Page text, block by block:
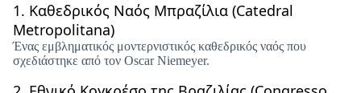
1. Καθεδρικός Ναός Μπραζίλια (Catedral
Metropolitana)
Ένας εμβληματικός μοντερνιστικός καθεδρικός ναός που
σχεδιάστηκε από τον Oscar Niemeyer.